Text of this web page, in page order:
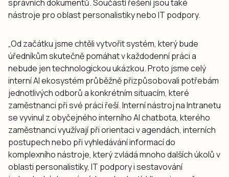
správních dokumentů. Součástí řešení jsou také
nástroje pro oblast personalistiky nebo IT podpory.
„Od začátku jsme chtěli vytvořit systém, který bude
úředníkům skutečně pomáhat v každodenní práci a
nebude jen technologickou ukázkou. Proto jsme celý
interní AI ekosystém průběžně přizpůsobovali potřebám
jednotlivých odborů a konkrétním situacím, které
zaměstnanci při své práci řeší. Interní nástroj na Intranetu
se vyvinul z obyčejného interního AI chatbota, kterého
zaměstnanci využívají při orientaci v agendách, interních
postupech nebo při vyhledávání informací do
komplexního nástroje, který zvládá mnoho dalších úkolů v
oblasti personalistiky, IT podpory i sestavování